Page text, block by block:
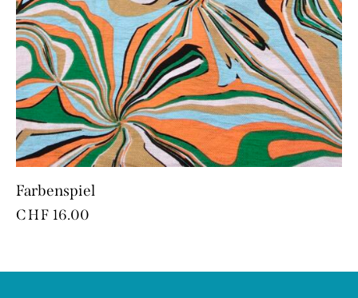
Farbenspiel
CHF 16.00